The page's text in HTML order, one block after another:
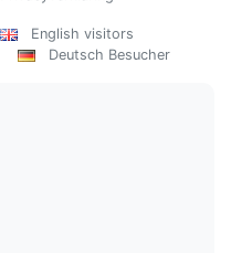
English visitors
Deutsch Besucher